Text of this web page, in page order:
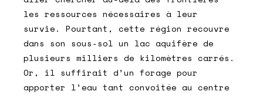
les ressources nécessaires à leur
survie. Pourtant, cette région recouvre
dans son sous-sol un lac aquifère de
plusieurs milliers de kilomètres carrés.
Or, il suffirait d’un forage pour
apporter l’eau tant convoitée au centre